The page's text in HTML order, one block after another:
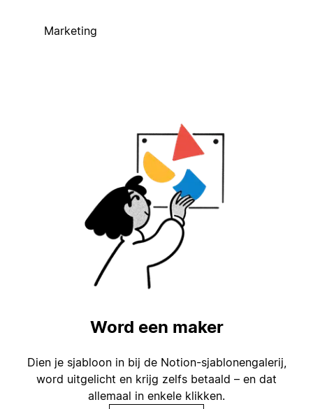
Marketing
Word een maker
Dien je sjabloon in bij de Notion-sjablonengalerij,
word uitgelicht en krijg zelfs betaald – en dat
allemaal in enkele klikken.